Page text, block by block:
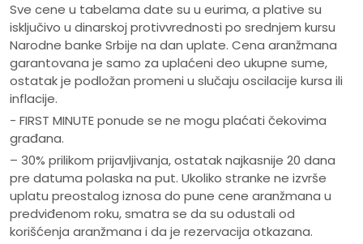
Sve cene u tabelama date su u eurima, a plative su
isključivo u dinarskoj protivvrednosti po srednjem kursu
Narodne banke Srbije na dan uplate. Cena aranžmana
garantovana je samo za uplaćeni deo ukupne sume,
ostatak je podložan promeni u slučaju oscilacije kursa ili
inflacije.
- FIRST MINUTE ponude se ne mogu plaćati čekovima
građana.
– 30% prilikom prijavljivanja, ostatak najkasnije 20 dana
pre datuma polaska na put. Ukoliko stranke ne izvrše
uplatu preostalog iznosa do pune cene aranžmana u
predviđenom roku, smatra se da su odustali od
korišćenja aranžmana i da je rezervacija otkazana.